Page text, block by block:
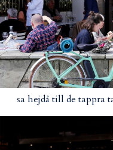
sa hejdå till de tappra